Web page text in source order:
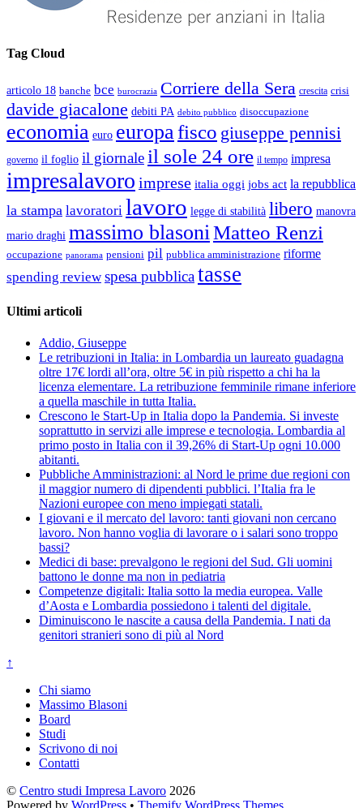
Tag Cloud
articolo 18 banche bce burocrazia Corriere della Sera crescita crisi
davide giacalone debiti PA debito pubblico disoccupazione
economia euro europa fisco giuseppe pennisi
governo il foglio il giornale il sole 24 ore il tempo impresa
impresalavoro imprese italia oggi jobs act la repubblica
la stampa lavoratori lavoro legge di stabilità libero manovra
mario draghi massimo blasoni Matteo Renzi
occupazione panorama pensioni pil pubblica amministrazione riforme
spending review spesa pubblicatasse
Ultimi articoli
Addio, Giuseppe
Le retribuzioni in Italia: in Lombardia un laureato guadagna
oltre 17€ lordi all’ora, oltre 5€ in più rispetto a chi ha la
licenza elementare. La retribuzione femminile rimane inferiore
a quella maschile in tutta Italia.
Crescono le Start-Up in Italia dopo la Pandemia. Si investe
soprattutto in servizi alle imprese e tecnologia. Lombardia al
primo posto in Italia con il 39,26% di Start-Up ogni 10.000
abitanti.
Pubbliche Amministrazioni: al Nord le prime due regioni con
il maggior numero di dipendenti pubblici. l’Italia fra le
Nazioni europee con meno impiegati statali.
I giovani e il mercato del lavoro: tanti giovani non cercano
lavoro. Non hanno voglia di lavorare o i salari sono troppo
bassi?
Medici di base: prevalgono le regioni del Sud. Gli uomini
battono le donne ma non in pediatria
Competenze digitali: Italia sotto la media europea. Valle
d’Aosta e Lombardia possiedono i talenti del digitale.
Diminuiscono le nascite a causa della Pandemia. I nati da
genitori stranieri sono di più al Nord
↑
Chi siamo
Massimo Blasoni
Board
Studi
Scrivono di noi
Contatti
© Centro studi Impresa Lavoro 2026